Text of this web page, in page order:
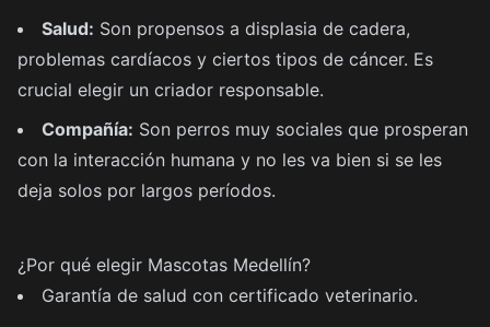
Salud: Son propensos a displasia de cadera,
problemas cardíacos y ciertos tipos de cáncer. Es
crucial elegir un criador responsable.
Compañía: Son perros muy sociales que prosperan
con la interacción humana y no les va bien si se les
deja solos por largos períodos.
¿Por qué elegir Mascotas Medellín?
Garantía de salud con certificado veterinario.